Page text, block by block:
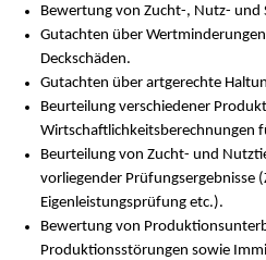
Bewertung von Zucht-, Nutz- und
Gutachten über
Deckschäden.
Gutachten über artgerechte
Beurteilung verschiedener
Wirtschaftlichkeitsberechnungen
Beurteilung von Zucht- und
vorliegender Prüfungsergebnisse
Eigenleistungsprüfung etc.).
Bewertung von
Produktionsstörungen sowie